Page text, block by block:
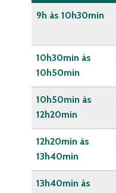
9h às 10h30min
10h30min às
10h50min
10h50min às
12h20min
12h20min às
13h40min
13h40min às